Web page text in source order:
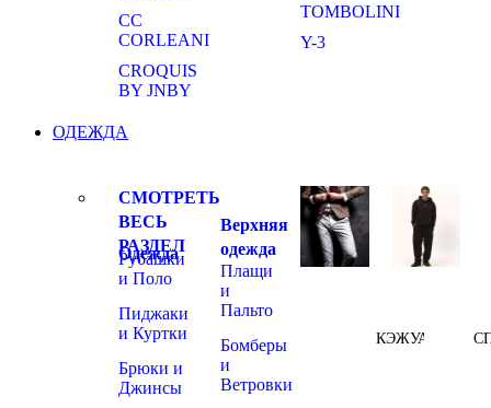
CC
CORLEANI
CROQUIS
BY JNBY
TOMBOLINI
Y-3
ОДЕЖДА
СМОТРЕТЬ
ВЕСЬ
РАЗДЕЛ
Одежда
Рубашки
и Поло
Пиджаки
и Куртки
Брюки и
Джинсы
Верхняя
одежда
Плащи
и
Пальто
Бомберы
и
Ветровки
КЭЖУАЛ